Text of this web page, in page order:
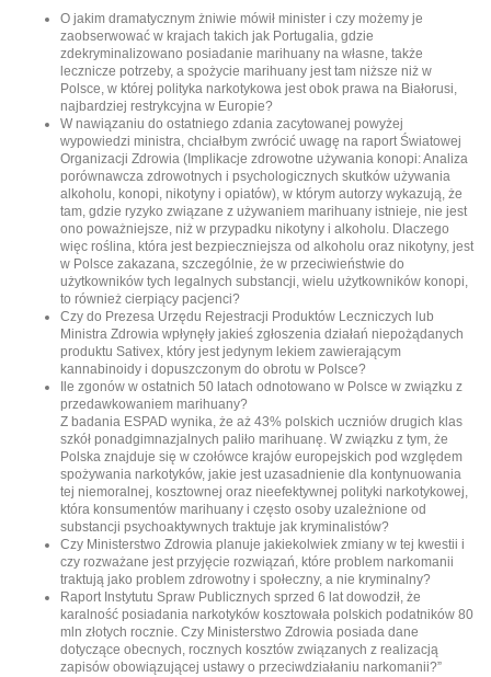
O jakim dramatycznym żniwie mówił minister i czy możemy je
zaobserwować w krajach takich jak Portugalia, gdzie
zdekryminalizowano posiadanie marihuany na własne, także
lecznicze potrzeby, a spożycie marihuany jest tam niższe niż w
Polsce, w której polityka narkotykowa jest obok prawa na Białorusi,
najbardziej restrykcyjna w Europie?
W nawiązaniu do ostatniego zdania zacytowanej powyżej
wypowiedzi ministra, chciałbym zwrócić uwagę na raport Światowej
Organizacji Zdrowia (Implikacje zdrowotne używania konopi: Analiza
porównawcza zdrowotnych i psychologicznych skutków używania
alkoholu, konopi, nikotyny i opiatów), w którym autorzy wykazują, że
tam, gdzie ryzyko związane z używaniem marihuany istnieje, nie jest
ono poważniejsze, niż w przypadku nikotyny i alkoholu. Dlaczego
więc roślina, która jest bezpieczniejsza od alkoholu oraz nikotyny, jest
w Polsce zakazana, szczególnie, że w przeciwieństwie do
użytkowników tych legalnych substancji, wielu użytkowników konopi,
to również cierpiący pacjenci?
Czy do Prezesa Urzędu Rejestracji Produktów Leczniczych lub
Ministra Zdrowia wpłynęły jakieś zgłoszenia działań niepożądanych
produktu Sativex, który jest jedynym lekiem zawierającym
kannabinoidy i dopuszczonym do obrotu w Polsce?
Ile zgonów w ostatnich 50 latach odnotowano w Polsce w związku z
przedawkowaniem marihuany?
Z badania ESPAD wynika, że aż 43% polskich uczniów drugich klas
szkół ponadgimnazjalnych paliło marihuanę. W związku z tym, że
Polska znajduje się w czołówce krajów europejskich pod względem
spożywania narkotyków, jakie jest uzasadnienie dla kontynuowania
tej niemoralnej, kosztownej oraz nieefektywnej polityki narkotykowej,
która konsumentów marihuany i często osoby uzależnione od
substancji psychoaktywnych traktuje jak kryminalistów?
Czy Ministerstwo Zdrowia planuje jakiekolwiek zmiany w tej kwestii i
czy rozważane jest przyjęcie rozwiązań, które problem narkomanii
traktują jako problem zdrowotny i społeczny, a nie kryminalny?
Raport Instytutu Spraw Publicznych sprzed 6 lat dowodził, że
karalność posiadania narkotyków kosztowała polskich podatników 80
mln złotych rocznie. Czy Ministerstwo Zdrowia posiada dane
dotyczące obecnych, rocznych kosztów związanych z realizacją
zapisów obowiązującej ustawy o przeciwdziałaniu narkomanii?”